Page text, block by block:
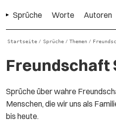
Sprüche Worte Autoren
Startseite / Sprüche / Themen /
Freundschaft
Sprüche über wahre
Menschen, die wir uns als
bis heute.